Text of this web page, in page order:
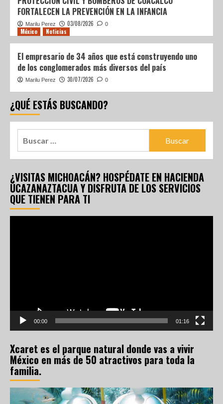
FORTALECEN LA PREVENCIÓN EN LA INFANCIA
Marilu Perez 03/08/2026 0
México Noticias
El empresario de 34 años que está construyendo uno
de los conglomerados más diversos del país
Marilu Perez 30/07/2026 0
¿QUÉ ESTÁS BUSCANDO?
¿VISITAS MICHOACÁN? HOSPÉDATE EN HACIENDA
UCAZANAZTACUA Y DISFRUTA DE LOS SERVICIOS
QUE TIENEN PARA TI
00:00 01:16
Xcaret es el parque natural donde vas a vivir
México en más de 50 atractivos para toda la
familia.